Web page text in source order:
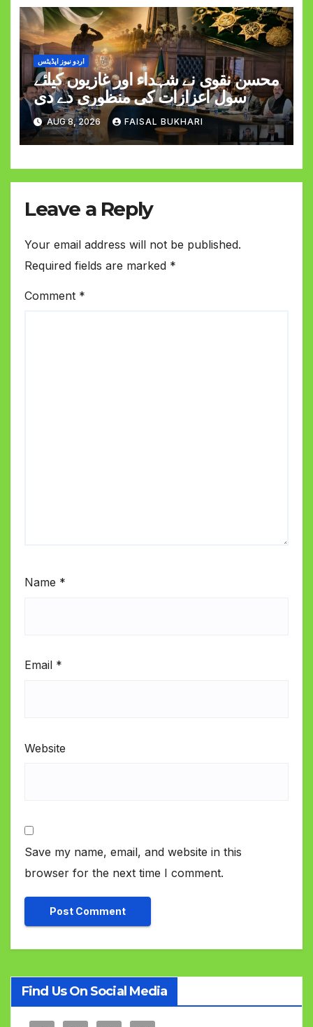
اردو نیوز اپڈیٹس
محسن نقوی نے شہداء اور غازیوں کیلئے
سول اعزازات کی منظوری دے دی
AUG 8, 2026 FAISAL BUKHARI
Leave a Reply
Your email address will not be published.
Required fields are marked *
Comment *
Name *
Email *
Website
Save my name, email, and website in this
browser for the next time I comment.
Find Us On Social Media